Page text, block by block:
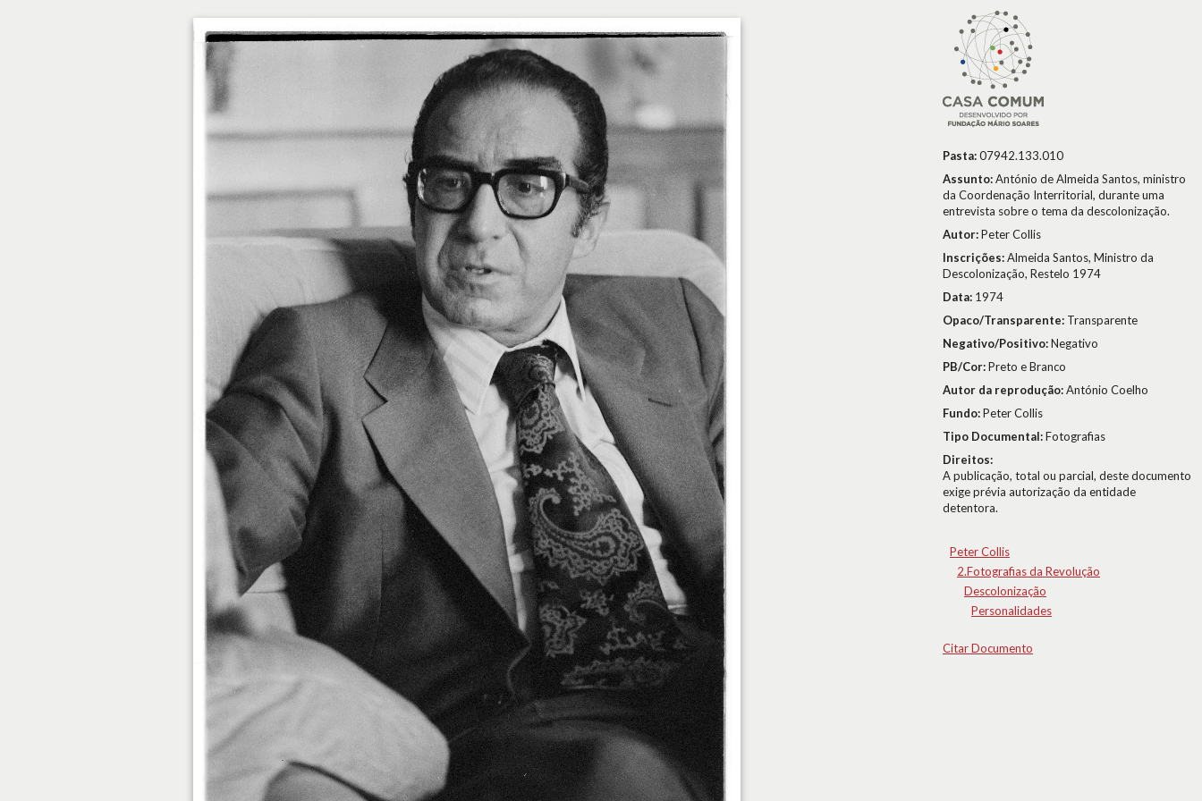
Pasta:07942.133.010
Assunto:António de Almeida Santos, ministro
da Coordenação Interritorial, durante uma
entrevista sobre o tema da descolonização.
Autor:Peter Collis
Inscrições:Almeida Santos, Ministro da
Descolonização, Restelo 1974
Data: 1974
Opaco/Transparente: Transparente
Negativo/Positivo:Negativo
PB/Cor:Preto e Branco
Autor da reprodução:António Coelho
Fundo:Peter Collis
Tipo Documental:Fotografias
Direitos:
A publicação, total ou parcial, deste documento
exige prévia autorização da entidade
detentora.
Peter Collis
2.Fotografias da Revolução
Descolonização
Personalidades
Citar Documento